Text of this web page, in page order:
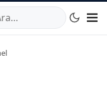
TRTelefon:0850